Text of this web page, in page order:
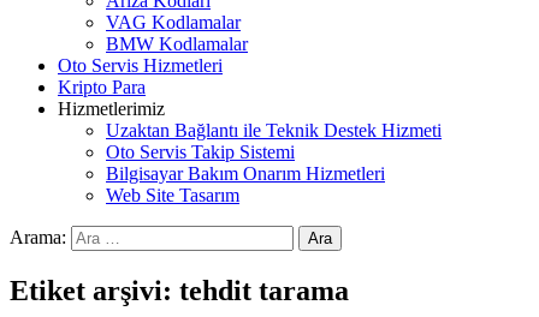
VAG Kodlamalar
BMW Kodlamalar
Oto Servis Hizmetleri
Kripto Para
Hizmetlerimiz
Uzaktan Bağlantı ile Teknik Destek Hizmeti
Oto Servis Takip Sistemi
Bilgisayar Bakım Onarım Hizmetleri
Web Site Tasarım
Arama:
Etiket arşivi: tehdit tarama